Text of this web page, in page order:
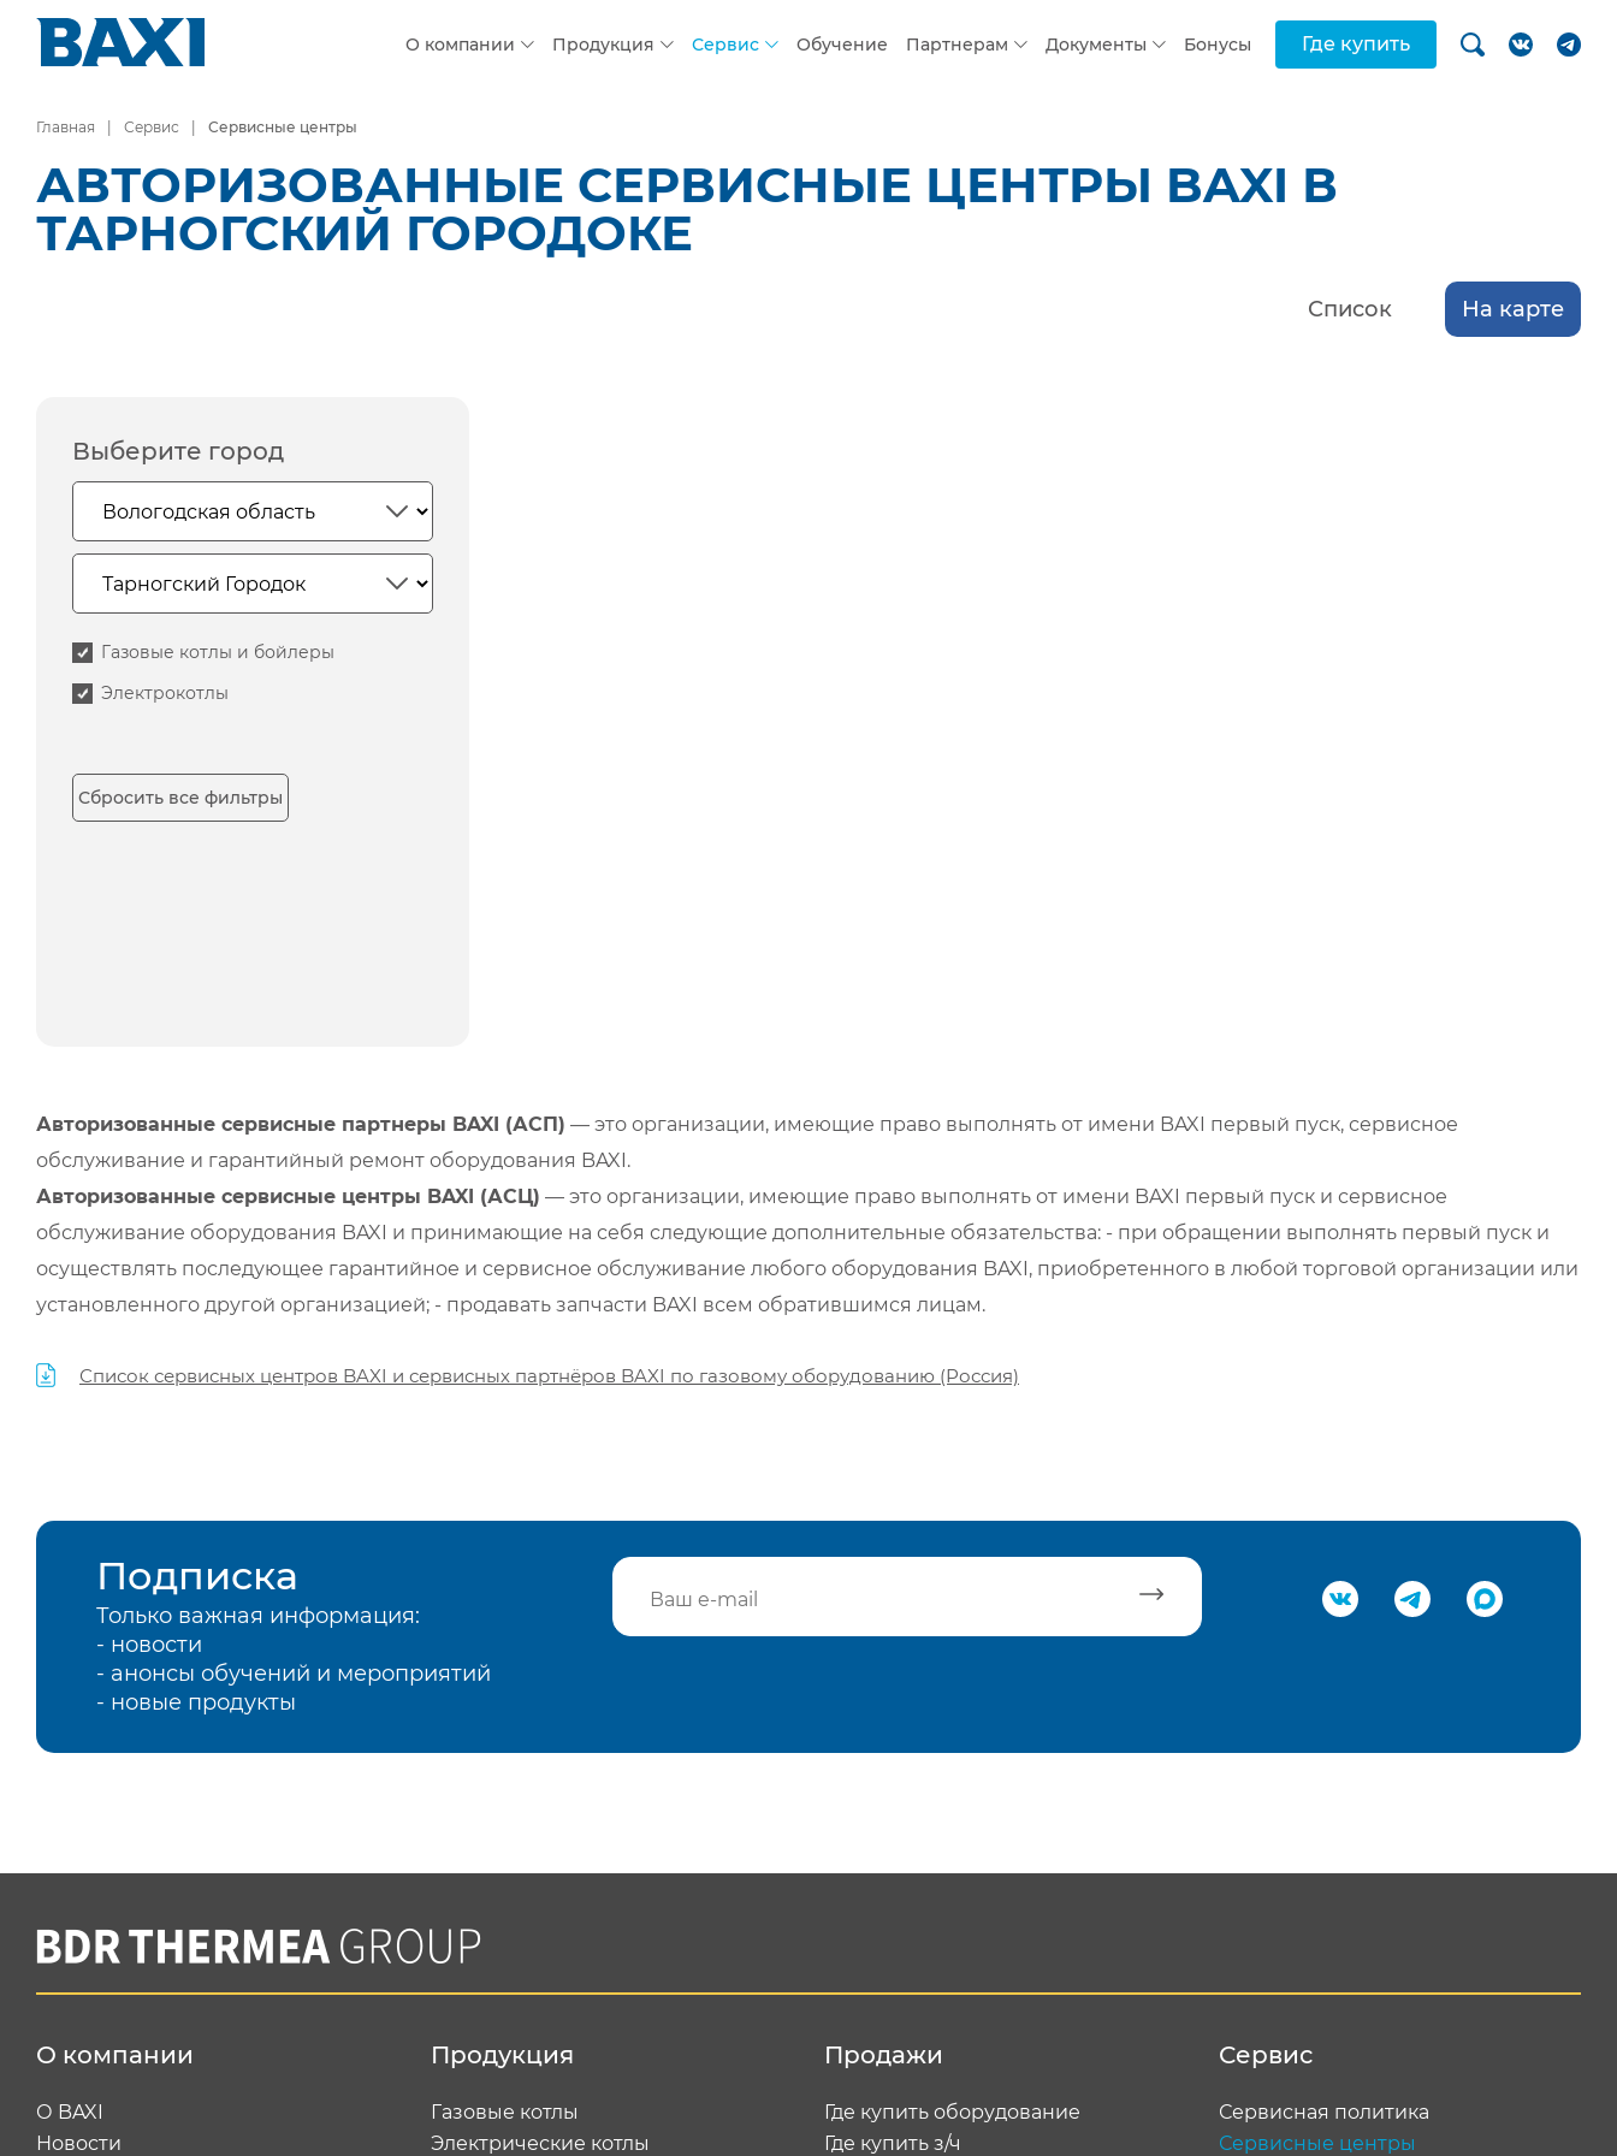
О компании Продукция Сервис Обучение Партнерам Документы Бонусы Где купить
Главная Сервис Сервисные центры
АВТОРИЗОВАННЫЕ СЕРВИСНЫЕ ЦЕНТРЫ BAXI В
ТАРНОГСКИЙ ГОРОДОКЕ
Список На карте
Выберите город
Газовые котлы и бойлеры
Электрокотлы
Сбросить все фильтры
Авторизованные сервисные партнеры BAXI (АСП) — это организации, имеющие право выполнять от имени BAXI первый пуск, сервисное
обслуживание и гарантийный ремонт оборудования BAXI.
Авторизованные сервисные центры BAXI (АСЦ) — это организации, имеющие право выполнять от имени BAXI первый пуск и сервисное
обслуживание оборудования BAXI и принимающие на себя следующие дополнительные обязательства: - при обращении выполнять первый пуск и
осуществлять последующее гарантийное и сервисное обслуживание любого оборудования BAXI, приобретенного в любой торговой организации или
установленного другой организацией; - продавать запчасти BAXI всем обратившимся лицам.
Список сервисных центров BAXI и сервисных партнёров BAXI по газовому оборудованию (Россия)
Подписка
Только важная информация:
- новости
- анонсы обучений и мероприятий
- новые продукты
О компании
О BAXI
Новости
Продукция
Газовые котлы
Электрические котлы
Продажи
Где купить оборудование
Где купить з/ч
Сервис
Сервисная политика
Сервисные центры